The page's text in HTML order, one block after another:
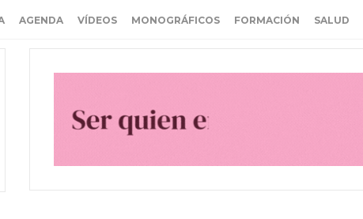
AGENDA VÍDEOS MONOGRÁFICOS FORMACIÓN SALUD